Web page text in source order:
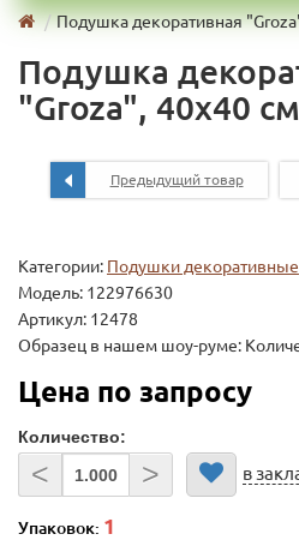
Подушка декоративная
Подушка
"Groza", 40х40
Предыдущий товар
Категории: Подушки декоративные
Модель: 122976630
Артикул: 12478
Образец в нашем шоу-руме:
Цена по запросу
Количество:
< > в
Упаковок: